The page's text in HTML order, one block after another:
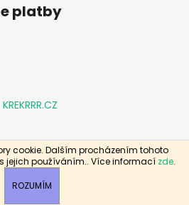
cookie. Dalším procházením tohoto
jejich používáním.. Více informací zde.
ROZUMÍM
platby
KREKRRR.CZ
Vytvořil Shoptet